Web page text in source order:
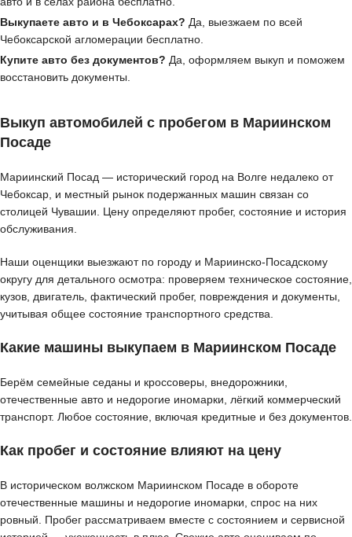
Выкупаете авто и в Чебоксарах? Да, выезжаем по всей
Чебоксарской агломерации бесплатно.
Купите авто без документов? Да, оформляем выкуп и поможем
восстановить документы.
Выкуп автомобилей с пробегом в Мариинском
Посаде
Мариинский Посад — исторический город на Волге недалеко от
Чебоксар, и местный рынок подержанных машин связан со
столицей Чувашии. Цену определяют пробег, состояние и история
обслуживания.
Наши оценщики выезжают по городу и Мариинско-Посадскому
округу для детального осмотра: проверяем техническое состояние,
кузов, двигатель, фактический пробег, повреждения и документы,
учитывая общее состояние транспортного средства.
Какие машины выкупаем в Мариинском Посаде
Берём семейные седаны и кроссоверы, внедорожники,
отечественные авто и недорогие иномарки, лёгкий коммерческий
транспорт. Любое состояние, включая кредитные и без документов.
Как пробег и состояние влияют на цену
В историческом волжском Мариинском Посаде в обороте
отечественные машины и недорогие иномарки, спрос на них
ровный. Пробег рассматриваем вместе с состоянием и сервисной